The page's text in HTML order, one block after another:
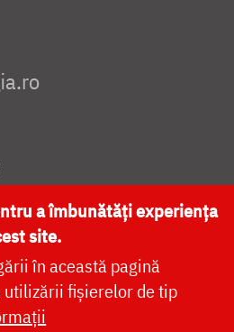
CATEDRALA NAȚIONALĂ
a îmbunătăți experiența
site.
în această pagină
fișierelor de tip